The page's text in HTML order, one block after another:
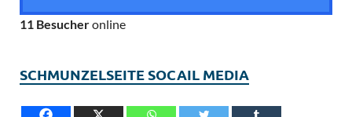
11 Besucheronline
SCHMUNZELSEITE SOCAIL MEDIA